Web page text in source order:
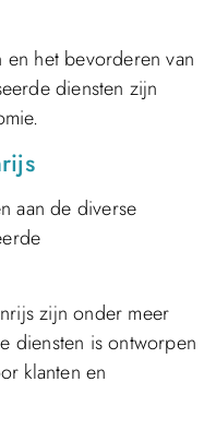
en het bevorderen van
diensten zijn
aan de diverse
zijn onder meer
diensten is ontworpen
klanten en